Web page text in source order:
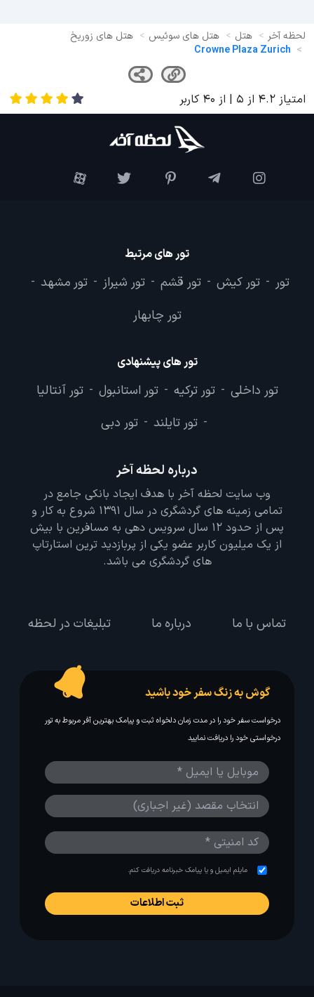
لحظه آخر هتل هتل های سوئیس
هتل های زوریخ
Crowne Plaza Zurich
امتیاز 4.2 از 5 | از 40 کاربر
تور های مرتبط
تور - تور کیش - تور قشم - تور شیراز - تور مشهد -
تور چابهار
تور های پیشنهادی
تور داخلی - تور ترکیه - تور استانبول - تور آنتالیا
- تور تایلند - تور دبی
درباره لحظه آخر
وب سایت لحظه آخر با هدف ایجاد بانکی جامع در
تمامی زمینه های گردشگری در سال 1391 شروع به کار و
پس از حدود 12 سال سرویس دهی به مسافرین با بیش
از یک میلیون کاربر عضو یکی از پربازدید ترین استارتاپ
های گردشگری می باشد.
تماس با ما درباره ما تبلیغات در لحظه
گوش به زنگ سفر خود باشید
درخواست سفر خود را در مدت زمان دلخواه ثبت و پیامک بهترین آفر مربوط به تور
درخواستی خود را دریافت نمایید
مایلم ایمیل و یا پیامک خبرنامه دریافت کنم.